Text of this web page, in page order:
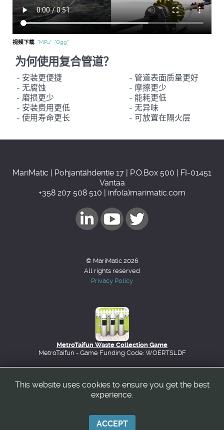
视频下载 "MP4" "Ogg"
为何使用复合管道？
- 安装更便捷
- 无腐蚀
- 磨损更少
- 安装费用更低
- 使用寿命更长
- 管道表面质量更好
- 摩擦更少
- 能耗更低
- 无异味
- 可放置在隔火层
MariMatic | Pohjantähdentie 17 | P.O.Box 500 | FI-01451
Vantaa
+358 207 508 510 | info(a)marimatic.com
© MariMatic 2026
All rights reserved
Privacy Policy
MetroTaifun Waste Collection Game
MetroTaifun - Game Funding Code: WOERTSLDF
Back to top
This website uses cookies to ensure you get the best
experience.
ACCEPT